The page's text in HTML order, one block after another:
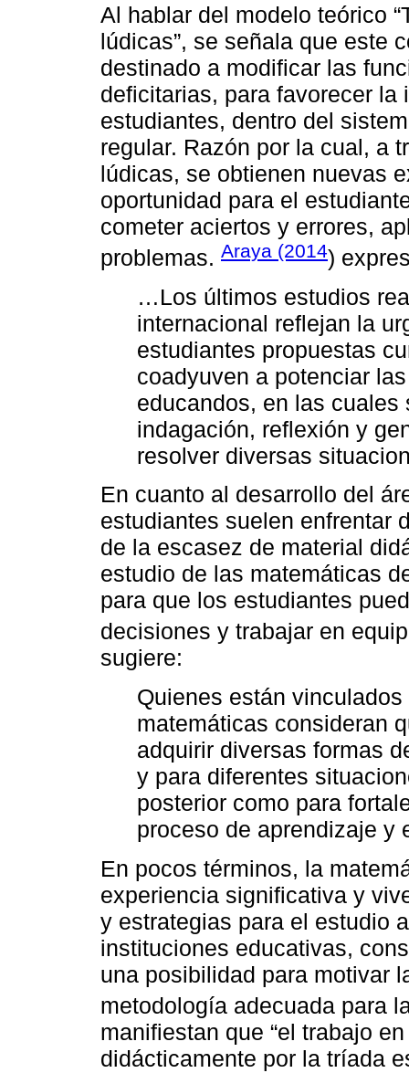
Al hablar del modelo teórico
lúdicas”, se señala que este
destinado a modificar las
deficitarias, para favorecer
estudiantes, dentro del
regular. Razón por la cual, a
lúdicas, se obtienen nuevas
oportunidad para el
cometer aciertos y errores,
problemas. Araya (2014)
…Los últimos estudios
internacional reflejan la
estudiantes propuestas
coadyuven a potenciar
educandos, en las
indagación, reflexión y
resolver diversas
En cuanto al desarrollo del
estudiantes suelen enfrentar
de la escasez de material
estudio de las matemáticas
para que los estudiantes
decisiones y trabajar en
sugiere:
Quienes están
matemáticas consideran
adquirir diversas formas
y para diferentes
posterior como para
proceso de aprendizaje y
En pocos términos, la
experiencia significativa y
y estrategias para el estudio
instituciones educativas,
una posibilidad para motivar
metodología adecuada para
manifiestan que “el trabajo
didácticamente por la tríada